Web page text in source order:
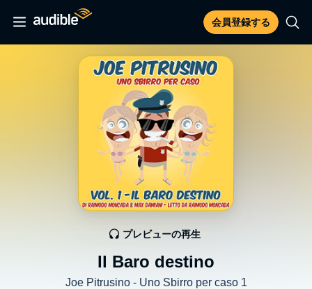
会員登録する
Il Baro destino
Joe Pitrusino - Uno Sbirro per caso 1
プレビューの再生